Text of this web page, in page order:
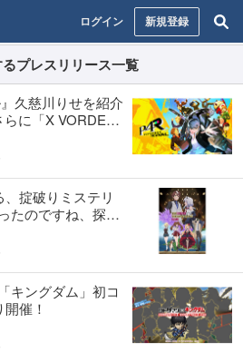
ログイン 新規登録
るプレスリリース一覧
久慈川りせを紹介
に「X VORDER
出演決定！
掟破りミステリ
たのですね、探偵
月25日(金)より発
キングダム」初コ
催！